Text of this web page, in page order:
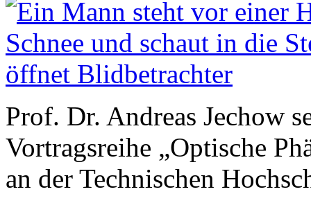
Prof. Dr. Andreas Jechow
Vortragsreihe „Optische
an der Technischen